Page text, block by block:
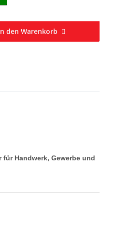
den Warenkorb
für Handwerk, Gewerbe und